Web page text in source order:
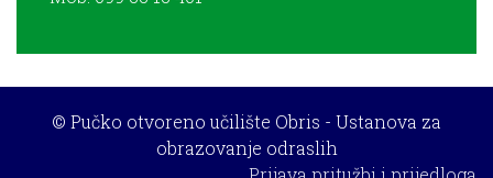
© Pučko otvoreno učilište Obris - Ustanova za
obrazovanje odraslih